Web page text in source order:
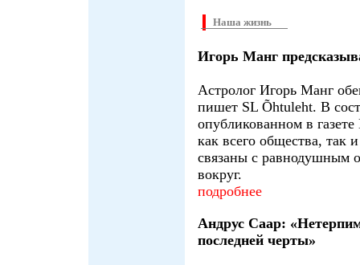
Наша жизнь
Игорь Манг
Астролог Игорь Манг
пишет SL Õhtuleht. В
опубликованном в
как всего общества, так
связаны с равнодушным
вокруг.
подробнее
Андрус Саар:
последней черты»